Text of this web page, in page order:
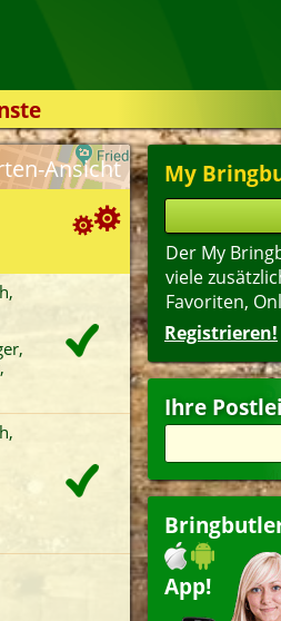
My
Der My
viele
Favoriten,
Registrieren!
Ihre
App!
Name
Alter(ältester
Sandwich
Mittagsangebot
Dessert
Getränke
Uhr bestellen
Ansicht